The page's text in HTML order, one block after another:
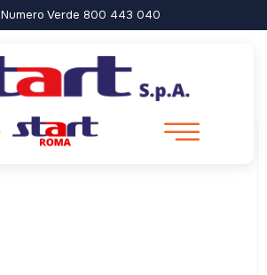
Numero Verde 800 443 040